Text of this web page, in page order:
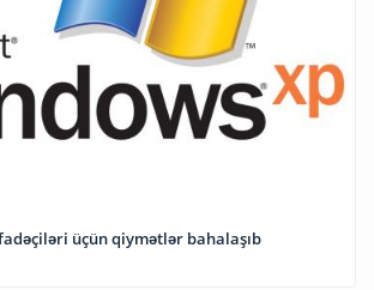
üçün qiymətlər bahalaşıb